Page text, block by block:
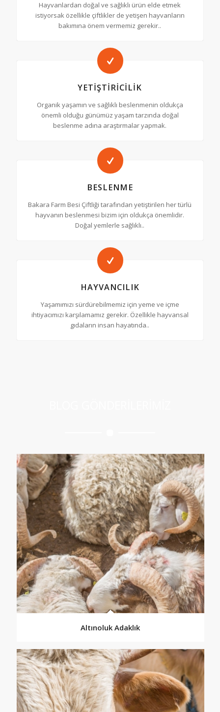
Hayvanlardan doğal ve sağlıklı ürün elde etmek
istiyorsak özellikle çiftlikler de yetişen hayvanların
bakımına önem vermemiz gerekir..
YETIŞTIRICILIK
Organik yaşamın ve sağlıklı beslenmenin oldukça
önemli olduğu günümüz yaşam tarzında doğal
beslenme adına araştırmalar yapmak.
BESLENME
Bakara Farm Besi Çiftliği tarafından yetiştirilen her türlü
hayvanın beslenmesi bizim için oldukça önemlidir.
Doğal yemlerle sağlıklı..
HAYVANCILIK
Yaşamımızı sürdürebilmemiz için yeme ve içme
ihtiyacımızı karşılamamız gerekir. Özellikle hayvansal
gıdaların insan hayatında..
Altınoluk Adaklık